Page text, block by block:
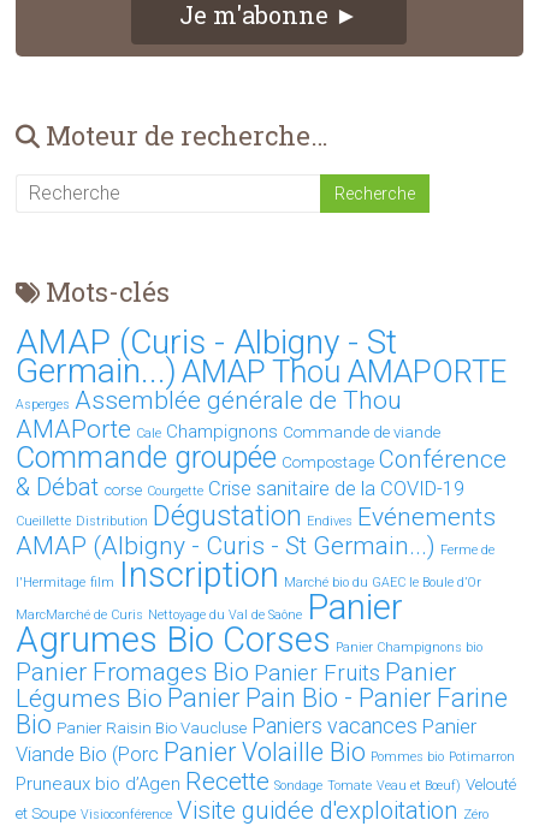
Je m'abonne ►
Moteur de recherche…
Mots-clés
AMAP (Curis - Albigny - St
Germain...) AMAP Thou AMAPORTE
Asperges Assemblée générale de Thou
AMAPorte Cale Champignons Commande de viande
Commande groupée Compostage Conférence
& Débat corse Courgette Crise sanitaire de la COVID-19
Cueillette Distribution Dégustation Endives Evénements
AMAP (Albigny - Curis - St Germain...) Ferme de
l'Hermitage film Inscription Marché bio du GAEC le Boule d’Or
MarcMarché de Curis Nettoyage du Val de Saône Panier
Agrumes Bio Corses Panier Champignons bio
Panier Fromages Bio Panier Fruits Panier
Légumes Bio Panier Pain Bio - Panier Farine
Bio Panier Raisin Bio Vaucluse Paniers vacances Panier
Viande Bio (Porc Panier Volaille Bio Pommes bio Potimarron
Pruneaux bio d’Agen Recette Sondage Tomate Veau et Bœuf) Velouté
et Soupe Visioconférence Visite guidée d'exploitation Zéro